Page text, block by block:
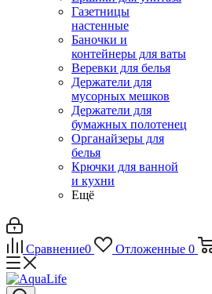
Газетницы
настенные
Баночки и
контейнеры для ваты
Веревки для белья
Держатели для
мусорных мешков
Держатели для
бумажных полотенец
Органайзеры для
белья
Крючки для ванной
и кухни
Ещё
Сравнение0 Отложенные 0